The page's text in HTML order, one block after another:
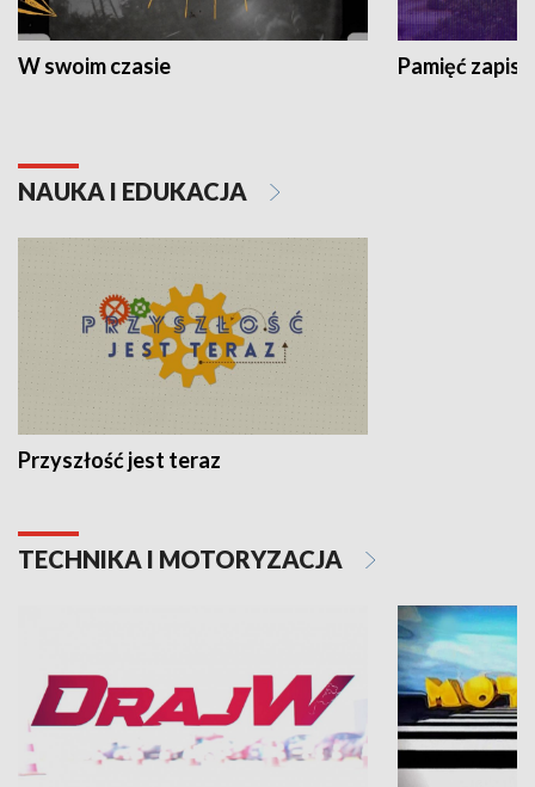
W swoim czasie Pamięć
NAUKA I EDUKACJA
Przyszłość jest teraz
TECHNIKA I MOTORYZACJA